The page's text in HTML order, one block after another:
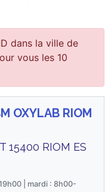
dans la ville de
vous les 10
OXYLAB RIOM
15400 RIOM ES
| mardi : 8h00-